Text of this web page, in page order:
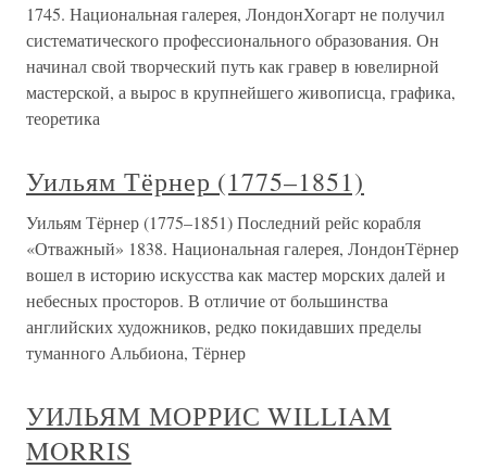
1745. Национальная галерея, ЛондонХогарт не получил
систематического профессионального образования. Он
начинал свой творческий путь как гравер в ювелирной
мастерской, а вырос в крупнейшего живописца, графика,
теоретика
Уильям Тёрнер (1775–1851)
Уильям Тёрнер (1775–1851) Последний рейс корабля
«Отважный» 1838. Национальная галерея, ЛондонТёрнер
вошел в историю искусства как мастер морских далей и
небесных просторов. В отличие от большинства
английских художников, редко покидавших пределы
туманного Альбиона, Тёрнер
УИЛЬЯМ МОРРИС WILLIAM
MORRIS